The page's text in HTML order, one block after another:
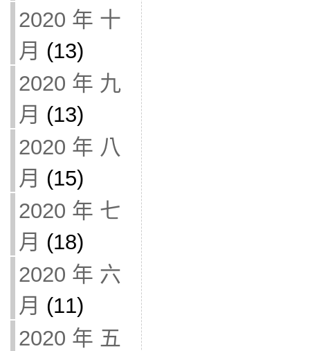
2020 年 十
月 (13)
2020 年 九
月 (13)
2020 年 八
月 (15)
2020 年 七
月 (18)
2020 年 六
月 (11)
2020 年 五